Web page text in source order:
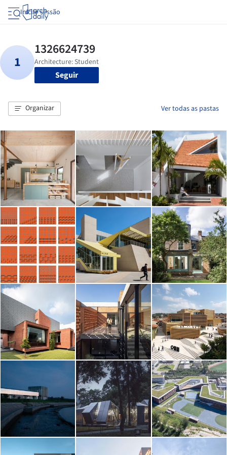
Iniciar sessão
Seguir
Organizar Ver todas as pastas